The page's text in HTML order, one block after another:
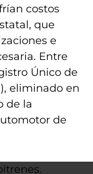
costos
que
e
Entre
Único de
eliminado en
de la
de